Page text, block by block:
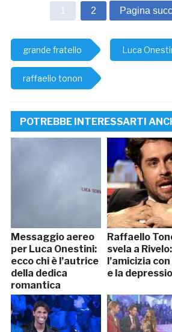
1 2 Pagina
grande fratello Luca
raffaello tonon
POTREBBE INTERESSARTI
Messaggio aereo
per Luca Onestini:
ecco chi è l’autrice
della dedica
romantica
Raffaello
svela a Rivelo:
l’amicizia
e la